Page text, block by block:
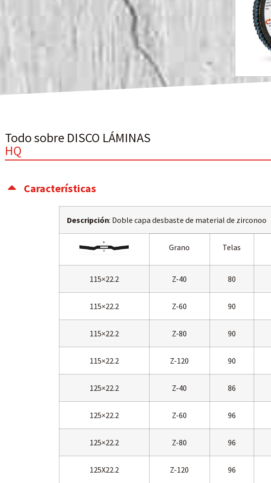
Todo sobre DISCO LÁMINAS
HQ
Características
Descripción: Doble capa desbaste de material de zirconoo
Grano Telas
115×22.2 Z-40 80
115×22.2 Z-60 90
115×22.2 Z-80 90
115×22.2 Z-120 90
125×22.2 Z-40 86
125×22.2 Z-60 96
125×22.2 Z-80 96
125X22.2 Z-120 96